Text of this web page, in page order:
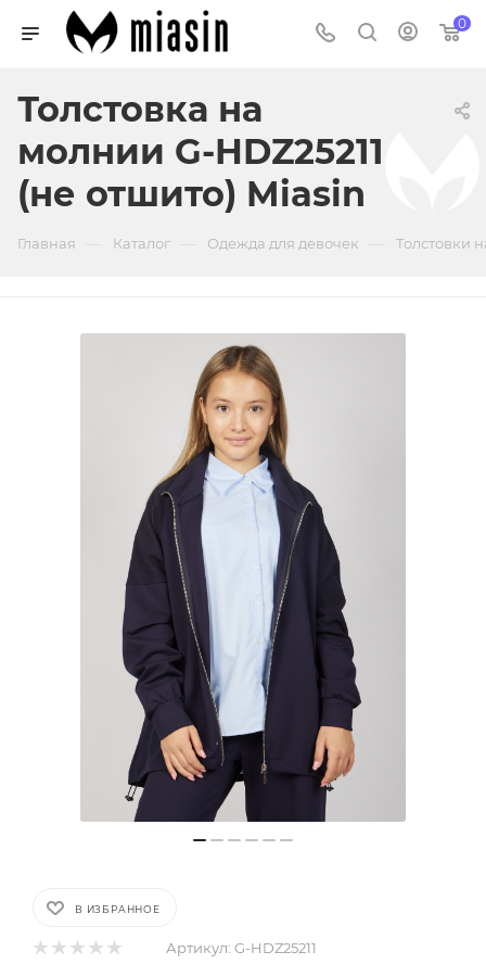
0
Толстовка на
молнии G-HDZ25211
(не отшито) Miasin
Главная Каталог Одежда для девочек Толстовки
В ИЗБРАННОЕ
Артикул: G-HDZ25211